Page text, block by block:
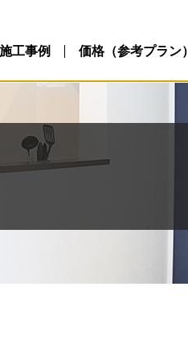
施工事例 価格（参考プラン）